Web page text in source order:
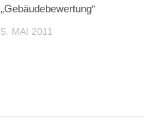
„Gebäudebewertung“
5. MAI 2011